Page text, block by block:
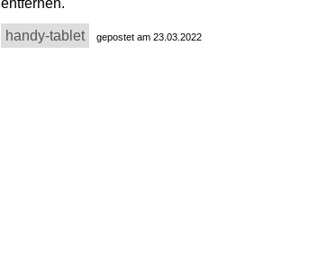
entfernen.
handy-tablet gepostet am 23.03.2022